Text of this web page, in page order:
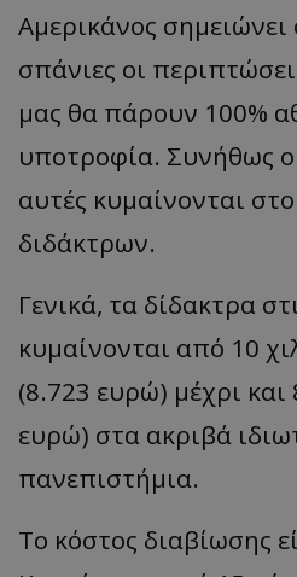
Αμερικάνος σημειώνει
σπάνιες οι
μας θα πάρουν 100%
υποτροφία. Συνήθως
αυτές κυμαίνονται
διδάκτρων.
Γενικά, τα δίδακτρα
κυμαίνονται από 10
(8.723 ευρώ) μέχρι και
ευρώ) στα ακριβά
πανεπιστήμια.
Το κόστος διαβίωσης